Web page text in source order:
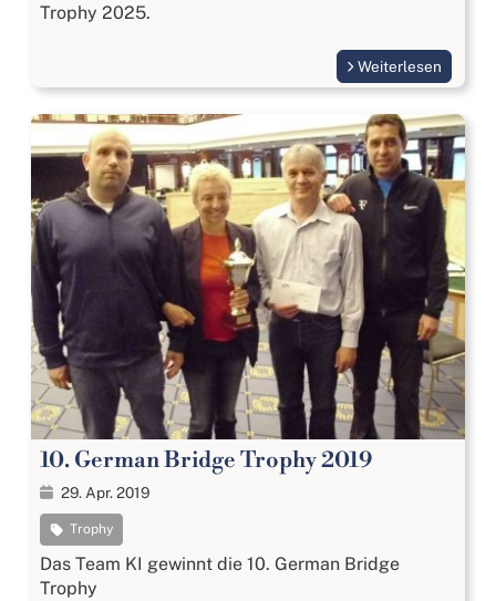
Trophy 2025.
Weiterlesen
10. German Bridge Trophy 2019
29. Apr. 2019
Trophy
Das Team KI gewinnt die 10. German Bridge
Trophy